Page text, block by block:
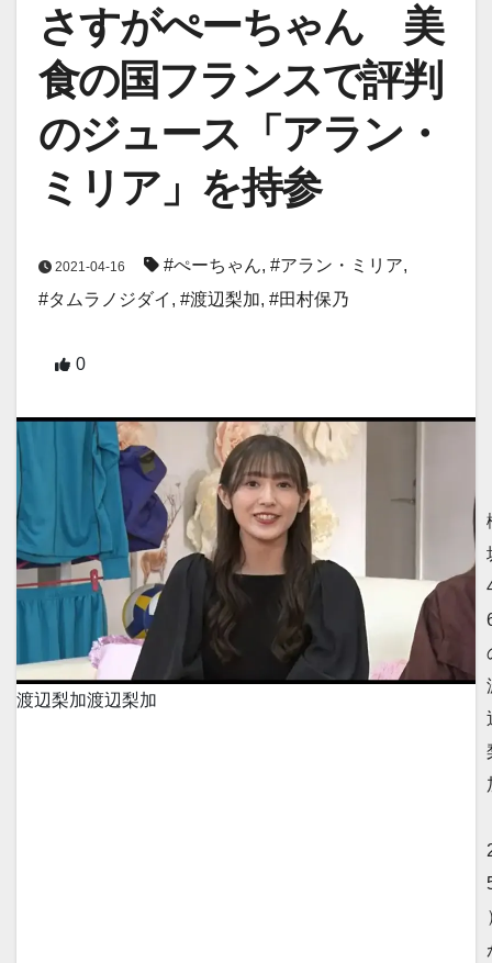
さすがぺーちゃん 美
食の国フランスで評判
のジュース「アラン・
ミリア」を持参
2021-04-16 #ぺーちゃん, #アラン・ミリア,
#タムラノジダイ , #渡辺梨加, #田村保乃
0
渡辺梨加渡辺梨加